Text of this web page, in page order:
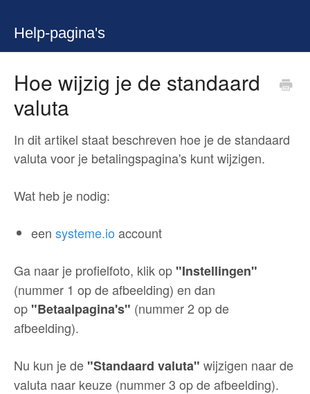
Help-pagina's
Hoe wijzig je de standaard
valuta
In dit artikel staat beschreven hoe je de standaard
valuta voor je betalingspagina's kunt wijzigen.
Wat heb je nodig:
een systeme.io account
Ga naar je profielfoto, klik op "Instellingen"
(nummer 1 op de afbeelding) en dan
op "Betaalpagina's" (nummer 2 op de
afbeelding).
Nu kun je de "Standaard valuta" wijzigen naar de
valuta naar keuze (nummer 3 op de afbeelding).